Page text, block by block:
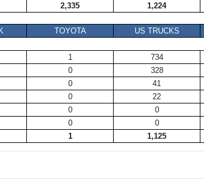
2,335 1,224
TOYOTA US TRUCKS
1 734
0 328
0 41
0 22
0 0
0 0
1 1,125